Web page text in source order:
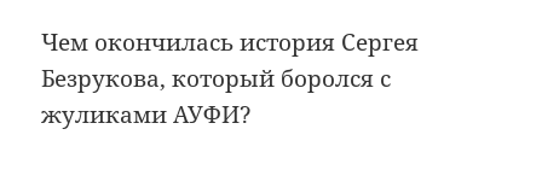
Чем окончилась история Сергея
Безрукова, который боролся с
жуликами АУФИ?